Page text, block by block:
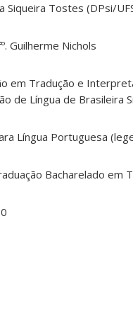
Siqueira Tostes (DPsi/
Guilherme Nichols
em Tradução e
de Língua de Brasileira
Língua Portuguesa
Bacharelado em